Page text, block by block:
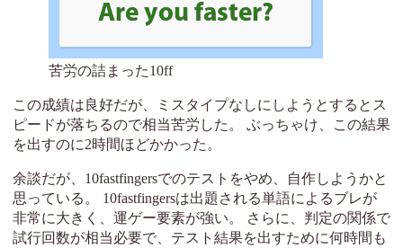
苦労の詰まった10ff
この成績は良好だが、ミスタイプなしにしようとするとス
ピードが落ちるので相当苦労した。 ぶっちゃけ、この結果
を出すのに2時間ほどかかった。
余談だが、10fastfingersでのテストをやめ、自作しようかと
思っている。 10fastfingersは出題される単語によるブレが
非常に大きく、運ゲー要素が強い。 さらに、判定の関係で
試行回数が相当必要で、テスト結果を出すために何時間も